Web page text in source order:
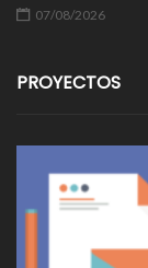
07/08/2026
PROYECTOS